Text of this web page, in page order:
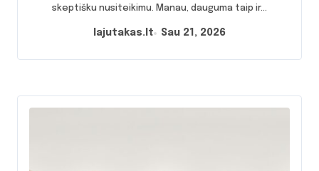
skeptišku nusiteikimu. Manau, dauguma taip ir...
lajutakas.lt Sau 21, 2026